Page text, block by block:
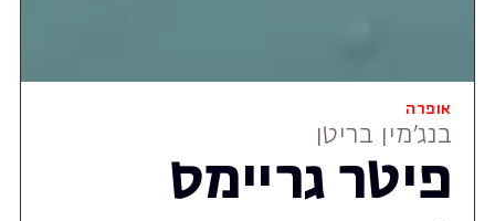
אופרה
בנג'מין בריטן
פיטר גריימס